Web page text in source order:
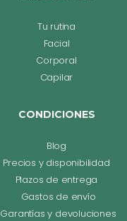
Tu rutina
Facial
Corporal
Capilar
CONDICIONES
Blog
Precios y disponibilidad
Plazos de entrega
Gastos de envío
Garantías y devoluciones